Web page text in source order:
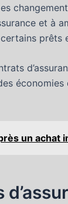
et
un achat